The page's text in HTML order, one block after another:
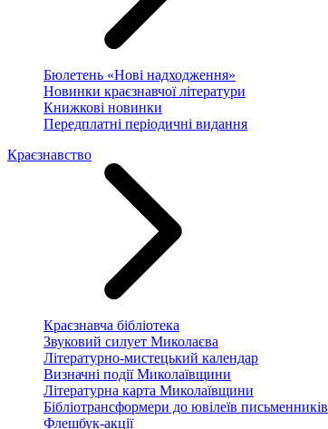
Бюлетень «Нові надходження»
Новинки краєзнавчої літератури
Книжкові новинки
Передплатні періодичні видання
Краєзнавство
Краєзнавча бібліотека
Звуковий силует Миколаєва
Літературно-мистецький календар
Визначні події Миколаївщини
Літературна карта Миколаївщини
Бібліотрансформери до ювілеїв письменників
Флешбук-акції